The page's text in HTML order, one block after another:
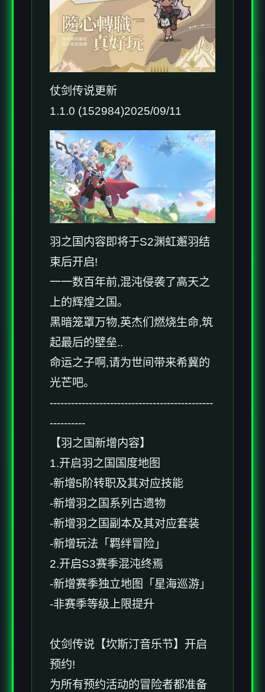
仗剑传说更新
1.1.0 (152984)2025/09/11
羽之国内容即将于S2渊虹邂羽结
束后开启!
一一数百年前,混沌侵袭了高天之
上的辉煌之国。
黑暗笼罩万物,英杰们燃烧生命,筑
起最后的壁垒..
命运之子啊,请为世间带来希冀的
光芒吧。
----------------------------------------------
----------
【羽之国新增内容】
1.开启羽之国国度地图
-新增5阶转职及其对应技能
-新增羽之国系列古遗物
-新增羽之国副本及其对应套装
-新增玩法「羁绊冒险」
2.开启S3赛季混沌终焉
-新增赛季独立地图「星海巡游」
-非赛季等级上限提升
仗剑传说【坎斯汀音乐节】开启
预约!
为所有预约活动的冒险者都准备